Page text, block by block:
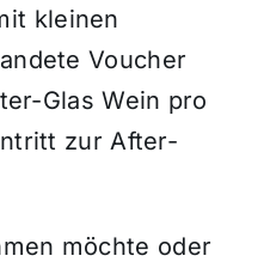
kleinen
Voucher
Glas Wein pro
zur After-
möchte oder